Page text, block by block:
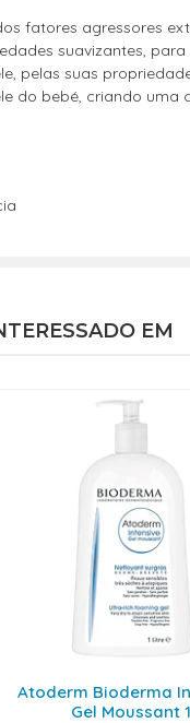
fatores agressores
suavizantes,
pelas suas
do bebé, criando
EM
Atoderm Bioderma
Gel Moussant